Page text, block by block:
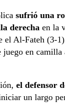
sufrió una
derecha en la
el Al-Fateh (3-
juego en
el defensor
un largo